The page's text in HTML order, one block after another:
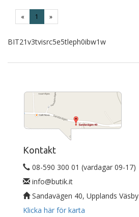
« 1 »
BIT21v3tvisrc5e5tleph0ibw1w
Kontakt
08-590 300 01 (vardagar 09-17)
info@butik.it
Sandavägen 40, Upplands Väsby
Klicka här för karta